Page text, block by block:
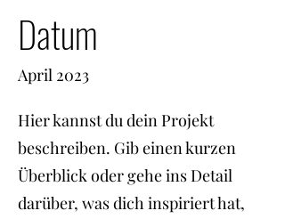
Datum
April 2023
Hier kannst du dein Projekt
beschreiben. Gib einen kurzen
Überblick oder gehe ins Detail
darüber, was dich inspiriert hat,